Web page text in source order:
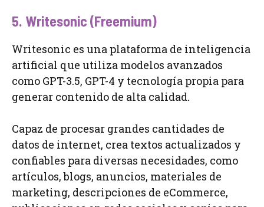
5. Writesonic (Freemium)
Writesonic es una plataforma de inteligencia
artificial que utiliza modelos avanzados
como GPT-3.5, GPT-4 y tecnología propia para
generar contenido de alta calidad.
Capaz de procesar grandes cantidades de
datos de internet, crea textos actualizados y
confiables para diversas necesidades, como
artículos, blogs, anuncios, materiales de
marketing, descripciones de eCommerce,